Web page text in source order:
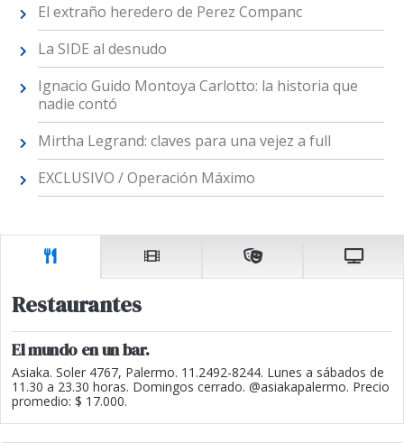
El extraño heredero de Perez Companc
La SIDE al desnudo
Ignacio Guido Montoya Carlotto: la historia que
nadie contó
Mirtha Legrand: claves para una vejez a full
EXCLUSIVO / Operación Máximo
Restaurantes
El mundo en un bar.
Asiaka. Soler 4767, Palermo. 11.2492-8244. Lunes a sábados de
11.30 a 23.30 horas. Domingos cerrado. @asiakapalermo. Precio
promedio: $ 17.000.